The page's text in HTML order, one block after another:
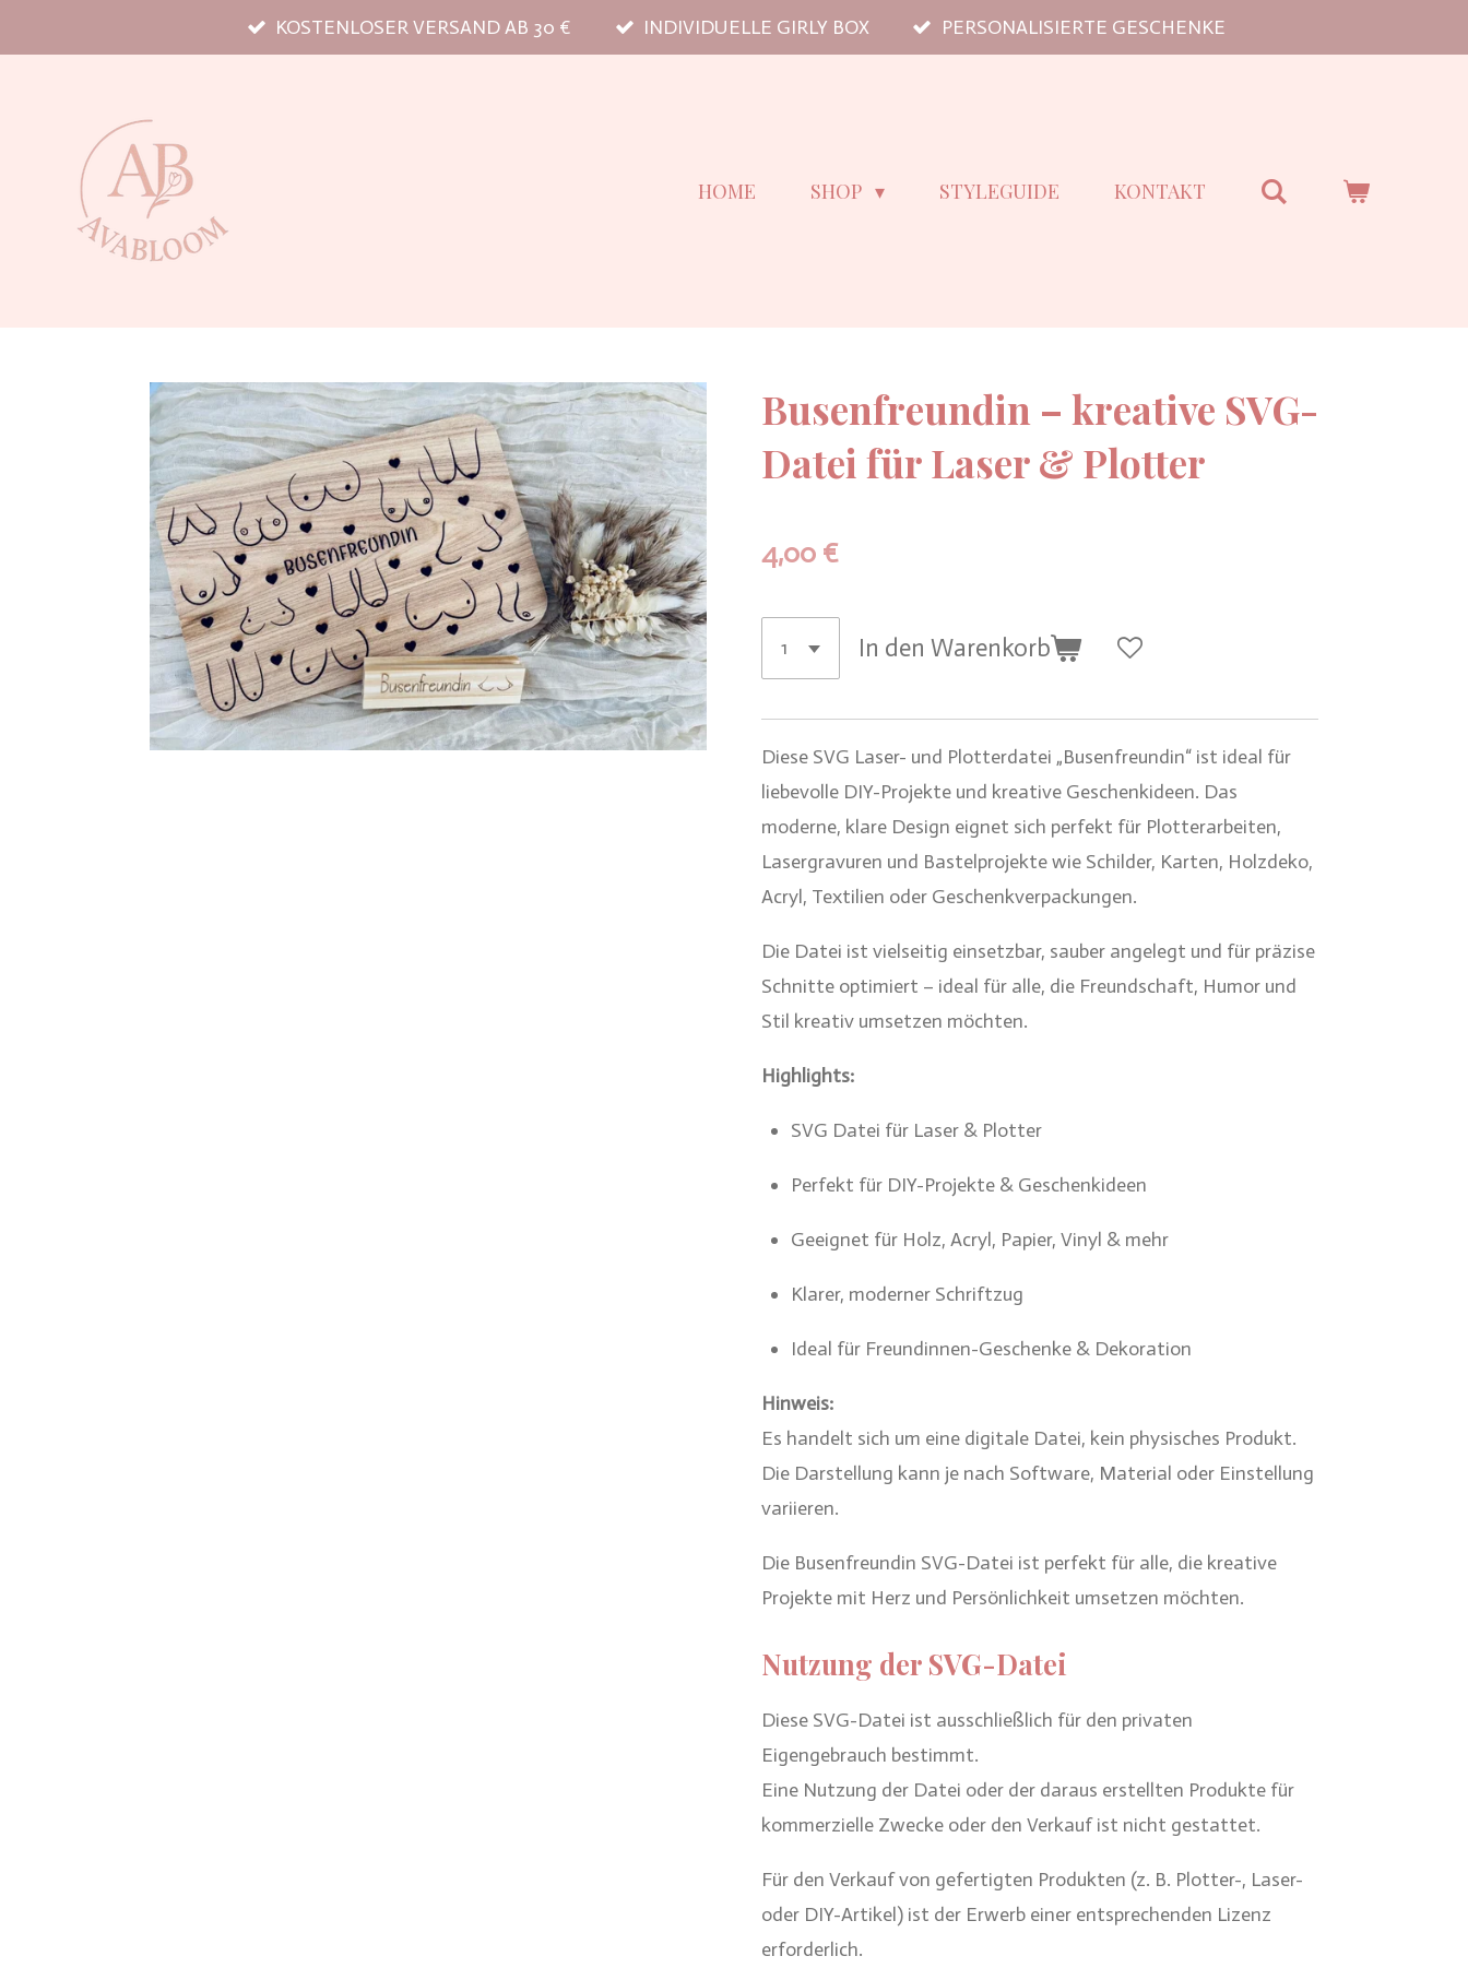
KOSTENLOSER VERSAND AB 30 € INDIVIDUELLE GIRLY BOX PERSONALISIERTE GESCHENKE
HOME SHOP STYLEGUIDE KONTAKT
Busenfreundin – kreative SVG-
Datei für Laser & Plotter
4,00 €
In den Warenkorb
Diese SVG Laser- und Plotterdatei „Busenfreundin“ ist ideal für
liebevolle DIY-Projekte und kreative Geschenkideen. Das
moderne, klare Design eignet sich perfekt für Plotterarbeiten,
Lasergravuren und Bastelprojekte wie Schilder, Karten, Holzdeko,
Acryl, Textilien oder Geschenkverpackungen.
Die Datei ist vielseitig einsetzbar, sauber angelegt und für präzise
Schnitte optimiert – ideal für alle, die Freundschaft, Humor und
Stil kreativ umsetzen möchten.
Highlights:
SVG Datei für Laser & Plotter
Perfekt für DIY-Projekte & Geschenkideen
Geeignet für Holz, Acryl, Papier, Vinyl & mehr
Klarer, moderner Schriftzug
Ideal für Freundinnen-Geschenke & Dekoration
Hinweis:
Es handelt sich um eine digitale Datei, kein physisches Produkt.
Die Darstellung kann je nach Software, Material oder Einstellung
variieren.
Die Busenfreundin SVG-Datei ist perfekt für alle, die kreative
Projekte mit Herz und Persönlichkeit umsetzen möchten.
Nutzung der SVG-Datei
Diese SVG-Datei ist ausschließlich für den privaten
Eigengebrauch bestimmt.
Eine Nutzung der Datei oder der daraus erstellten Produkte für
kommerzielle Zwecke oder den Verkauf ist nicht gestattet.
Für den Verkauf von gefertigten Produkten (z. B. Plotter-, Laser-
oder DIY-Artikel) ist der Erwerb einer entsprechenden Lizenz
erforderlich.